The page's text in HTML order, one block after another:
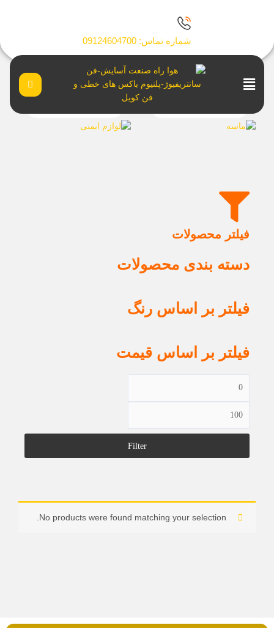
شماره تماس: 09124604700
Main
فیلتر محصولات
دسته بندی محصولات
فیلتر بر اساس رنگ
فیلتر بر اساس قیمت
Filter
No products were found matching your selection.